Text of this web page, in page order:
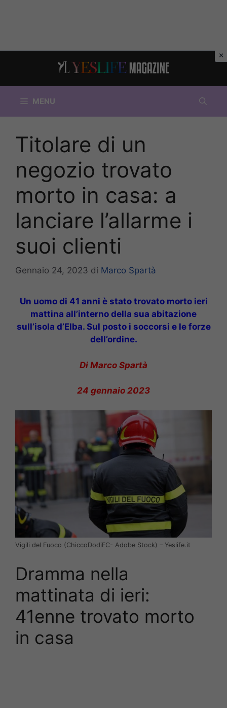
MENU
Titolare di un
negozio trovato
morto in casa: a
lanciare l’allarme i
suoi clienti
Gennaio 24, 2023 di Marco Spartà
Un uomo di 41 anni è stato trovato morto ieri
mattina all’interno della sua abitazione
sull’isola d’Elba. Sul posto i soccorsi e le forze
dell’ordine.
Di Marco Spartà
24 gennaio 2023
Vigili del Fuoco (ChiccoDodiFC- Adobe Stock) – Yeslife.it
Dramma nella
mattinata di ieri:
41enne trovato morto
in casa